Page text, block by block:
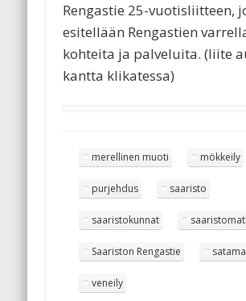
Rengastie 25-vuotisliitteen,
esitellään Rengastien
kohteita ja palveluita. (liite
kantta klikatessa)
merellinen muoti mökkeily
purjehdus saaristo
saaristokunnat
Saariston Rengastie satama
veneily